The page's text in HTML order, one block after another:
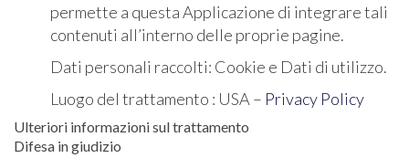
permette a questa Applicazione di integrare tali
contenuti all’interno delle proprie pagine.
Dati personali raccolti: Cookie e Dati di utilizzo.
Luogo del trattamento : USA – Privacy Policy
Ulteriori informazioni sul trattamento
Difesa in giudizio